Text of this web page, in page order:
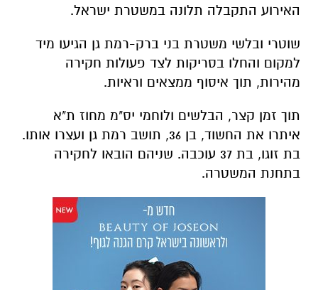
האירוע התקבלה תלונה במשטרת ישראל.
שוטרי ובלשי משטרת בני ברק-רמת גן הגיעו מיד
למקום והחלו בסריקות לצד פעולות חקירה
מהירות, תוך איסוף ממצאים וראיות.
תוך זמן קצר, הבלשים ולוחמי יס"מ מחוז ת"א
איתרו את החשוד, בן 36, תושב רמת גן ועצרו אותו.
בת זוגו, בת 37 עוכבה. שניהם הובאו לחקירה
בתחנת המשטרה.